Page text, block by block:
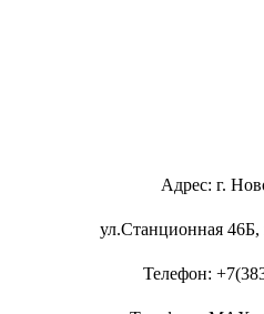
Адрес: г.
ул.Станционная 46Б,
Телефон: